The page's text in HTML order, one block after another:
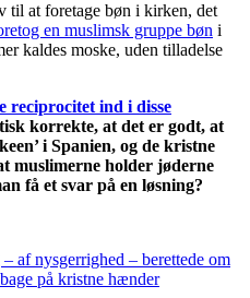
til at foretage bøn i kirken, det
en muslimsk gruppe bøn i
kaldes moske, uden tilladelse
reciprocitet ind i disse
korrekte, at det er godt, at
i Spanien, og de kristne
muslimerne holder jøderne
få et svar på en løsning?
af nysgerrighed – berettede om
på kristne hænder